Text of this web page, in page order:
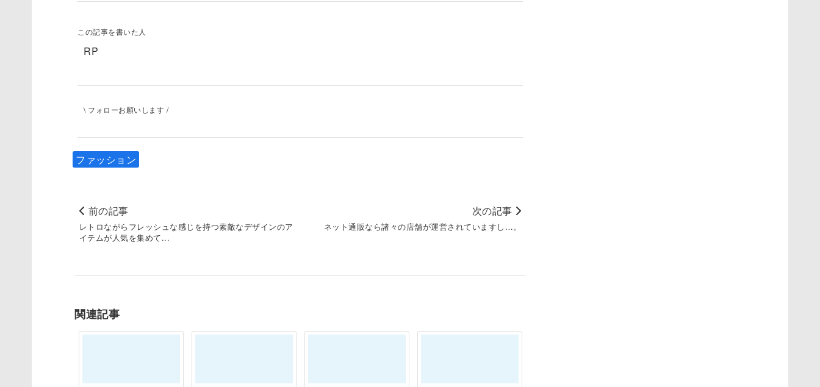
この記事を書いた人
RP
\ フォローお願いします /
ファッション
前の記事
レトロながらフレッシュな感じを持つ素敵なデザインのア
イテムが人気を集めて...
次の記事
ネット通販なら諸々の店舗が運営されていますし…。
関連記事